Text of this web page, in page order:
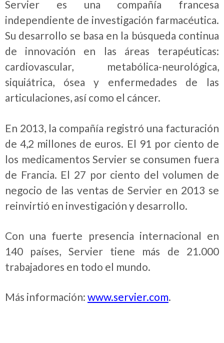
Servier es una compañía francesa
independiente de investigación farmacéutica.
Su desarrollo se basa en la búsqueda continua
de innovación en las áreas terapéuticas:
cardiovascular, metabólica-neurológica,
siquiátrica, ósea y enfermedades de las
articulaciones, así como el cáncer.
En 2013, la compañía registró una facturación
de 4,2 millones de euros. El 91 por ciento de
los medicamentos Servier se consumen fuera
de Francia. El 27 por ciento del volumen de
negocio de las ventas de Servier en 2013 se
reinvirtió en investigación y desarrollo.
Con una fuerte presencia internacional en
140 países, Servier tiene más de 21.000
trabajadores en todo el mundo.
Más información: www.servier.com.